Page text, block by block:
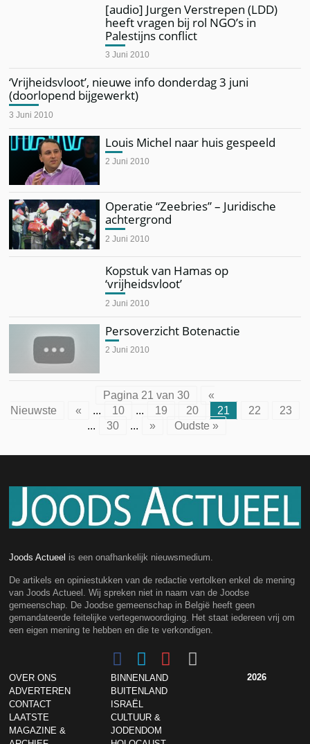
[audio] Jurgen Verstrepen (LDD)
heeft vragen bij rol NGO’s in
Palestijns conflict
3 Juni 2010
‘Vrijheidsvloot’, nieuwe info donderdag 3 juni
(doorlopend bijgewerkt)
3 Juni 2010
Louis Michel naar huis gespeeld
2 Juni 2010
Operatie “Zeebries” – Juridische
achtergrond
2 Juni 2010
Kopstuk van Hamas op
‘vrijheidsvloot’
2 Juni 2010
Persoverzicht Botenactie
2 Juni 2010
Pagina 21 van 30
«
Nieuwste
« ... 10 ... 19 20 21 22
23
...
30 ... » Oudste »
Joods Actueel is een onafhankelijk nieuwsmedium.
De artikels en opiniestukken van de redactie vertolken enkel de mening
van Joods Actueel. Wij spreken niet in naam van de Joodse
gemeenschap. De Joodse gemeenschap in België heeft geen
gemandateerde feitelijke vertegenwoordiging. Het staat iedereen vrij om
een eigen mening te hebben en die te verkondigen.
OVER ONS
ADVERTEREN
CONTACT
LAATSTE
MAGAZINE &
BINNENLAND
BUITENLAND
ISRAËL
CULTUUR &
JODENDOM
2026